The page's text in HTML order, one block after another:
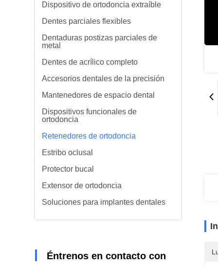
Dispositivo de ortodoncia extraíble
Dentes parciales flexibles
Dentaduras postizas parciales de
metal
Dentes de acrílico completo
Accesorios dentales de la precisión
Mantenedores de espacio dental
Dispositivos funcionales de
ortodoncia
Retenedores de ortodoncia
Estribo oclusal
Protector bucal
Extensor de ortodoncia
Soluciones para implantes dentales
Éntrenos en contacto con